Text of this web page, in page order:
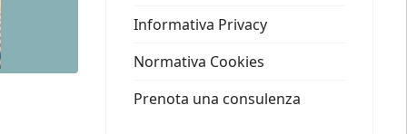
Informativa Privacy
Normativa Cookies
Prenota una consulenza